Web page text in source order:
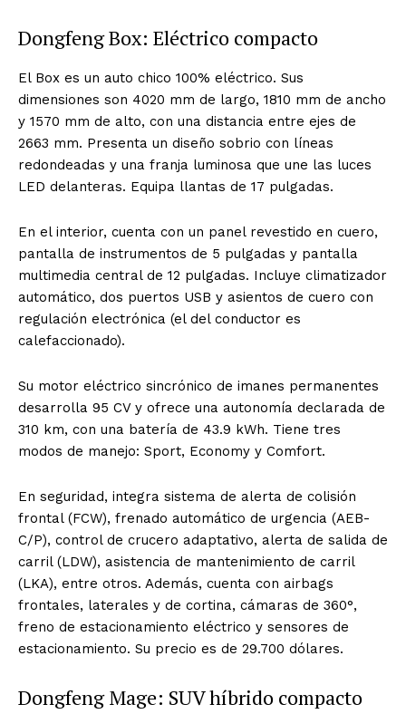
Dongfeng Box: Eléctrico compacto
El Box es un auto chico 100% eléctrico. Sus
dimensiones son 4020 mm de largo, 1810 mm de ancho
y 1570 mm de alto, con una distancia entre ejes de
2663 mm. Presenta un diseño sobrio con líneas
redondeadas y una franja luminosa que une las luces
LED delanteras. Equipa llantas de 17 pulgadas.
En el interior, cuenta con un panel revestido en cuero,
pantalla de instrumentos de 5 pulgadas y pantalla
multimedia central de 12 pulgadas. Incluye climatizador
automático, dos puertos USB y asientos de cuero con
regulación electrónica (el del conductor es
calefaccionado).
Su motor eléctrico sincrónico de imanes permanentes
desarrolla 95 CV y ofrece una autonomía declarada de
310 km, con una batería de 43.9 kWh. Tiene tres
modos de manejo: Sport, Economy y Comfort.
En seguridad, integra sistema de alerta de colisión
frontal (FCW), frenado automático de urgencia (AEB-
C/P), control de crucero adaptativo, alerta de salida de
carril (LDW), asistencia de mantenimiento de carril
(LKA), entre otros. Además, cuenta con airbags
frontales, laterales y de cortina, cámaras de 360°,
freno de estacionamiento eléctrico y sensores de
estacionamiento. Su precio es de 29.700 dólares.
Dongfeng Mage: SUV híbrido compacto